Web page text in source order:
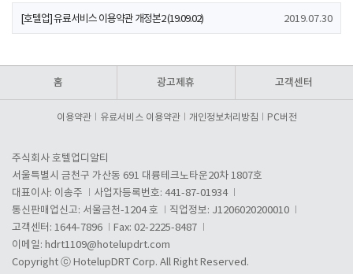
[호텔업] 유료서비스 이용약관 개정본2 (19.09.02) 2019.07.30
홈 광고제휴 고객센터
이용약관 유료서비스 이용약관 개인정보처리방침 PC버전
주식회사 호텔업디알티
서울특별시 금천구 가산동 691 대륭테크노타운20차 1807호
대표이사: 이송주
사업자등록번호: 441-87-01934
통신판매업신고: 서울금천-1204 호
직업정보: J1206020200010
고객센터: 1644-7896
Fax: 02-2225-8487
이메일: hdrt1109@hotelupdrt.com
Copyright ⓒ HotelupDRT Corp. All Right Reserved.